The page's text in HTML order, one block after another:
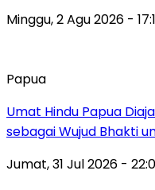
Minggu, 2 Agu 2026 -
Papua
Umat Hindu Papua
sebagai Wujud Bhakti
Jumat, 31 Jul 2026 -